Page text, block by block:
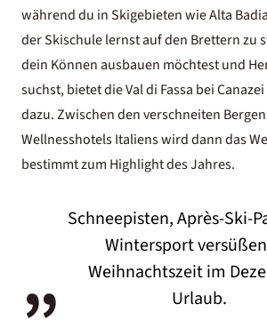
während du in Skigebieten wie Alta
der Skischule lernst auf den Brettern zu
dein Können ausbauen möchtest und
suchst, bietet die Val di Fassa bei
dazu. Zwischen den verschneiten
Wellnesshotels Italienswird dann das
bestimmt zum Highlight des Jahres.
„
Schneepisten, Après-Ski-
Wintersport
Weihnachtszeit im
Urlaub.